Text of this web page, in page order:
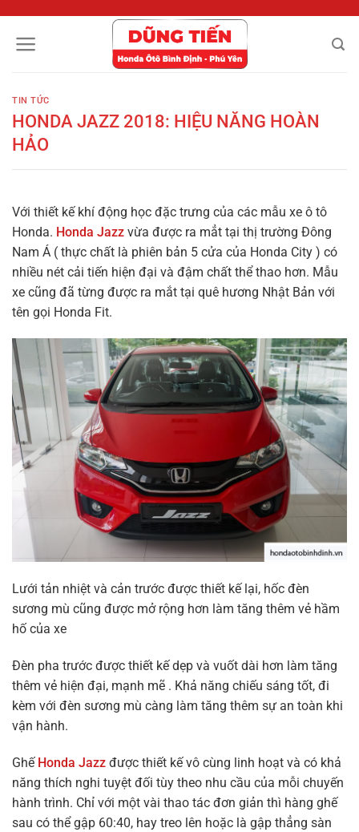
nội
TIN TỨC
HONDA JAZZ 2018: HIỆU NĂNG HOÀN
HẢO
Với thiết kế khí động học đặc trưng của các mẫu xe ô tô
Honda. Honda Jazz vừa được ra mẳt tại thị trường Đông
Nam Á ( thực chất là phiên bản 5 cửa của Honda City ) có
nhiều nét cải tiến hiện đại và đậm chất thể thao hơn. Mẫu
xe cũng đã từng được ra mắt tại quê hương Nhật Bản với
tên gọi Honda Fit.
Lưới tản nhiệt và cản trước được thiết kế lại, hốc đèn
sương mù cũng được mở rộng hơn làm tăng thêm vẻ hầm
hố của xe
Đèn pha trước được thiết kế dẹp và vuốt dài hơn làm tăng
thêm vẻ hiện đại, mạnh mẽ . Khả năng chiếu sáng tốt, đi
kèm với đèn sương mù càng làm tăng thêm sự an toàn khi
vận hành.
Ghế Honda Jazz được thiết kế vô cùng linh hoạt và có khả
năng thích nghi tuyệt đối tùy theo nhu cầu của mỗi chuyến
hành trình. Chỉ với một vài thao tác đơn giản thì hàng ghế
sau có thể gập 60:40, hay treo lên hoặc là gập thẳng sàn